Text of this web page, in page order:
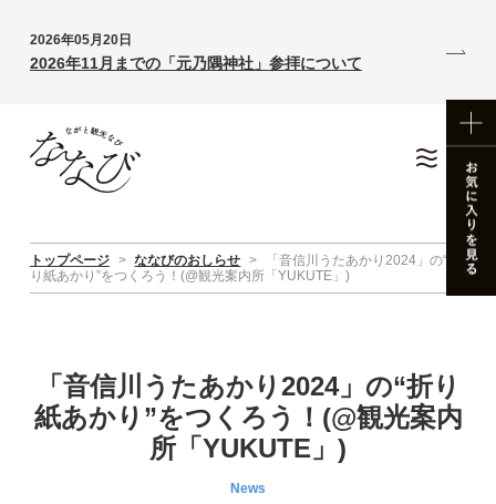
2026年05月20日
2026年11月までの「元乃隅神社」参拝について
トップページ > ななびのおしらせ >
「音信川うたあかり2024」の“折
り紙あかり”をつくろう！(@観光案内所「YUKUTE」)
「音信川うたあかり2024」の“折り
紙あかり”をつくろう！(@観光案内
所「YUKUTE」)
News